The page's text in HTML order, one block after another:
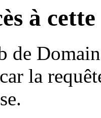
à
de
la